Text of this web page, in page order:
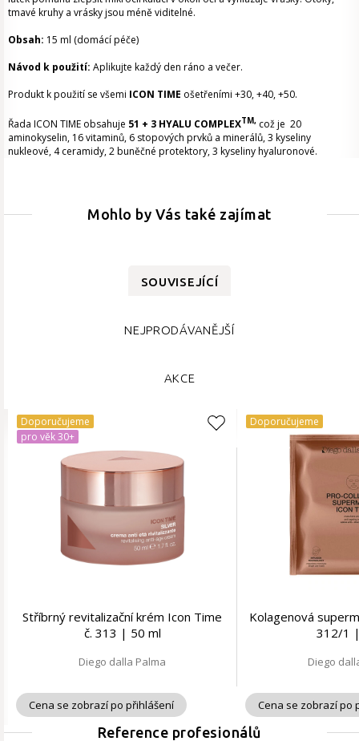
tmavé kruhy a vrásky jsou méně viditelné.
Obsah: 15 ml (domácí péče)
Návod k použití: Aplikujte každý den ráno a večer.
Produkt k použití se všemi ICON TIME ošetřeními +30, +40, +50.
Řada ICON TIME obsahuje 51 + 3 HYALU COMPLEXTM, což je 20
aminokyselin, 16 vitaminů, 6 stopových prvků a minerálů, 3 kyseliny
nukleové, 4 ceramidy, 2 buněčné protektory, 3 kyseliny hyaluronové.
Mohlo by Vás také zajímat
SOUVISEJÍCÍ
NEJPRODÁVANĚJŠÍ
AKCE
Doporučujeme
pro věk 30+
Stříbrný revitalizační krém Icon Time
č. 313 | 50 ml
Diego dalla Palma
Cena se zobrazí po přihlášení
Doporučujeme
Kolagenová
312/1
Diego
Cena se zobrazí po
Reference profesionálů